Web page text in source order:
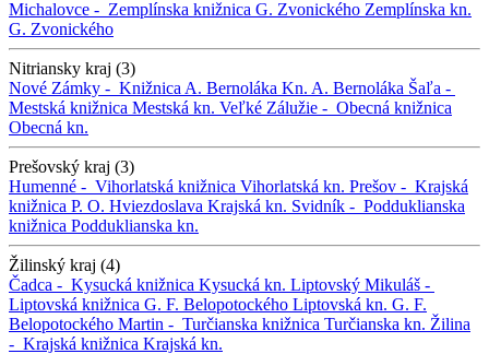
Michalovce - Zemplínska knižnica G. Zvonického Zemplínska kn.
G. Zvonického
Nitriansky kraj (3)
Nové Zámky - Knižnica A. Bernoláka Kn. A. Bernoláka Šaľa -
Mestská knižnica Mestská kn. Veľké Zálužie - Obecná knižnica
Obecná kn.
Prešovský kraj (3)
Humenné - Vihorlatská knižnica Vihorlatská kn. Prešov - Krajská
knižnica P. O. Hviezdoslava Krajská kn. Svidník - Podduklianska
knižnica Podduklianska kn.
Žilinský kraj (4)
Čadca - Kysucká knižnica Kysucká kn. Liptovský Mikuláš -
Liptovská knižnica G. F. Belopotockého Liptovská kn. G. F.
Belopotockého Martin - Turčianska knižnica Turčianska kn. Žilina
- Krajská knižnica Krajská kn.